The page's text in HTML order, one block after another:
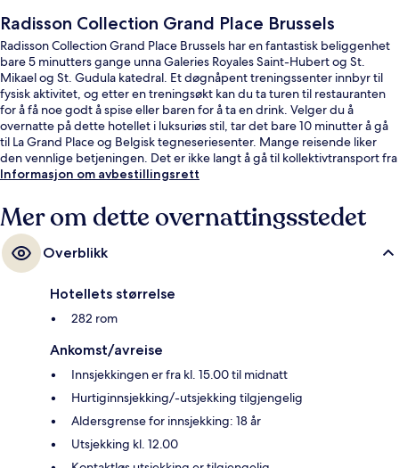
Radisson Collection Grand Place Brussels
Radisson Collection Grand Place Brussels har en fantastisk beliggenhet
bare 5 minutters gange unna Galeries Royales Saint-Hubert og St.
Mikael og St. Gudula katedral. Et døgnåpent treningssenter innbyr til
fysisk aktivitet, og etter en treningsøkt kan du ta turen til restauranten
for å få noe godt å spise eller baren for å ta en drink. Velger du å
overnatte på dette hotellet i luksuriøs stil, tar det bare 10 minutter å gå
til La Grand Place og Belgisk tegneseriesenter. Mange reisende liker
den vennlige betjeningen. Det er ikke langt å gå til kollektivtransport fra
overnattingsstedet: Det tar 3 minutter å gå til De Brouckère stasjon og 8
Informasjon om avbestillingsrett
Mer om dette overnattingsstedet
Overblikk
Hotellets størrelse
282 rom
Ankomst/avreise
Innsjekkingen er fra kl. 15.00 til midnatt
Hurtiginnsjekking/-utsjekking tilgjengelig
Aldersgrense for innsjekking: 18 år
Utsjekking kl. 12.00